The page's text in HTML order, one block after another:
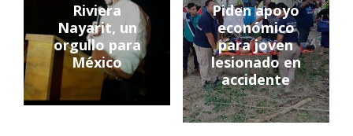
Riviera
Nayarit, un
orgullo para
México
Piden apoyo
económico
para joven
lesionado en
accidente